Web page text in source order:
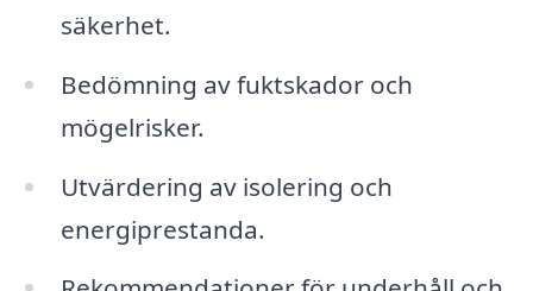
säkerhet.
Bedömning av fuktskador och
mögelrisker.
Utvärdering av isolering och
energiprestanda.